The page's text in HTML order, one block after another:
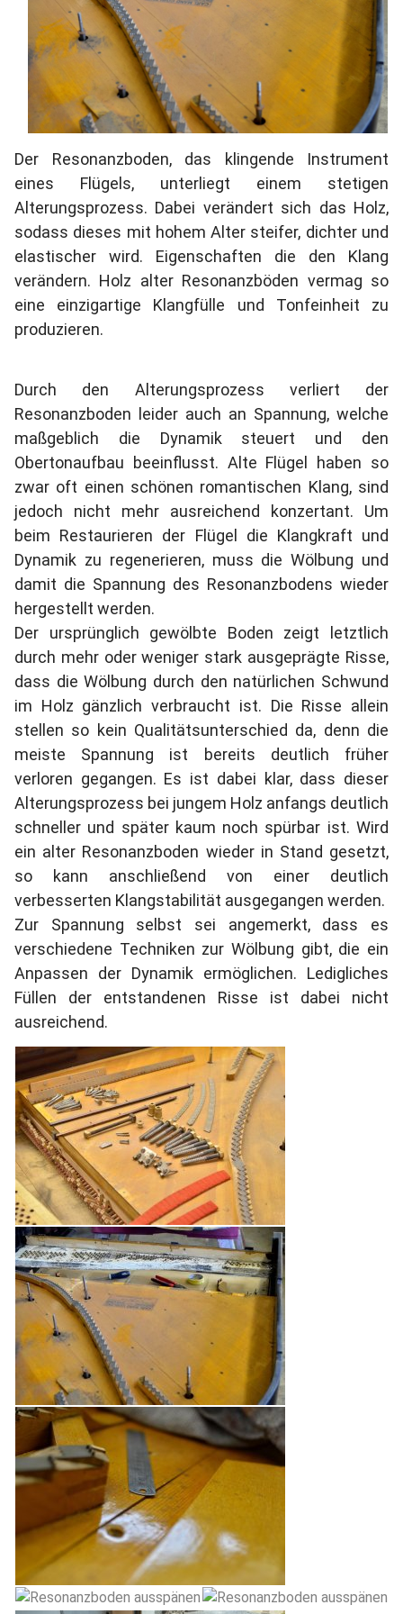
Der Resonanzboden, das klingende Instrument
eines Flügels, unterliegt einem stetigen
Alterungsprozess. Dabei verändert sich das Holz,
sodass dieses mit hohem Alter steifer, dichter und
elastischer wird. Eigenschaften die den Klang
verändern. Holz alter Resonanzböden vermag so
eine einzigartige Klangfülle und Tonfeinheit zu
produzieren.
Durch den Alterungsprozess verliert der
Resonanzboden leider auch an Spannung, welche
maßgeblich die Dynamik steuert und den
Obertonaufbau beeinflusst. Alte Flügel haben so
zwar oft einen schönen romantischen Klang, sind
jedoch nicht mehr ausreichend konzertant. Um
beim Restaurieren der Flügel die Klangkraft und
Dynamik zu regenerieren, muss die Wölbung und
damit die Spannung des Resonanzbodens wieder
hergestellt werden.
Der ursprünglich gewölbte Boden zeigt letztlich
durch mehr oder weniger stark ausgeprägte Risse,
dass die Wölbung durch den natürlichen Schwund
im Holz gänzlich verbraucht ist. Die Risse allein
stellen so kein Qualitätsunterschied da, denn die
meiste Spannung ist bereits deutlich früher
verloren gegangen. Es ist dabei klar, dass dieser
Alterungsprozess bei jungem Holz anfangs deutlich
schneller und später kaum noch spürbar ist. Wird
ein alter Resonanzboden wieder in Stand gesetzt,
so kann anschließend von einer deutlich
verbesserten Klangstabilität ausgegangen werden.
Zur Spannung selbst sei angemerkt, dass es
verschiedene Techniken zur Wölbung gibt, die ein
Anpassen der Dynamik ermöglichen. Ledigliches
Füllen der entstandenen Risse ist dabei nicht
ausreichend.